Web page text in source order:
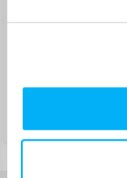
Pristatymas
Rugpjūtis 10d.